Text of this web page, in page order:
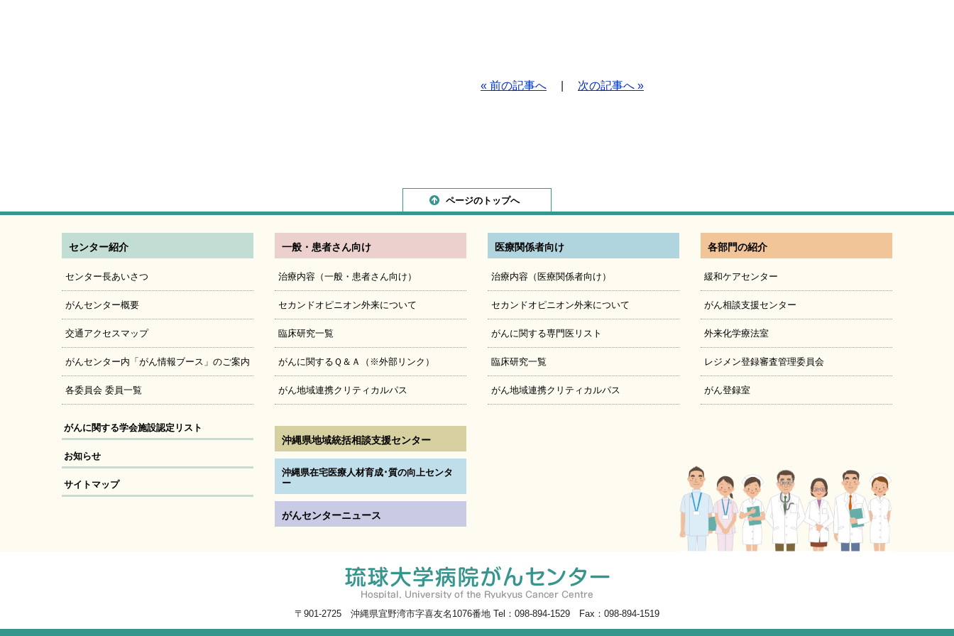
« 前の記事へ 次の記事へ »
ページのトップへ
センター紹介
センター長あいさつ
がんセンター概要
交通アクセスマップ
がんセンター内「がん情報ブース」のご案内
各委員会 委員一覧
がんに関する学会施設認定リスト
お知らせ
サイトマップ
一般・患者さん向け
治療内容（一般・患者さん向け）
セカンドオピニオン外来について
臨床研究一覧
がんに関するＱ＆Ａ（※外部リンク）
がん地域連携クリティカルパス
沖縄県地域統括相談支援センター
沖縄県在宅医療人材育成･質の向上センタ
ー
がんセンターニュース
医療関係者向け
治療内容（医療関係者向け）
セカンドオピニオン外来について
がんに関する専門医リスト
臨床研究一覧
がん地域連携クリティカルパス
各部門の紹介
緩和ケアセンター
がん相談支援センター
外来化学療法室
レジメン登録審査管理委員会
がん登録室
〒901-2725 沖縄県宜野湾市字喜友名1076番地 Tel：098-894-1529 Fax：098-894-1519